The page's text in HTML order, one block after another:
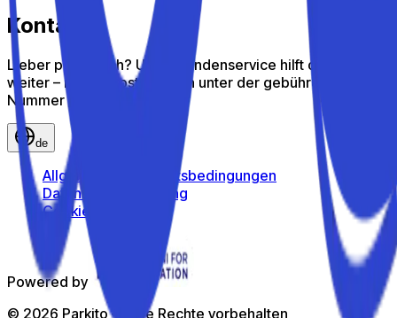
Kontakt
Lieber persönlich? Unser Kundenservice hilft dir gern
weiter – ruf uns kostenlos an unter der gebührenfreien
Nummer
de
Allgemeine Geschäftsbedingungen
Datenschutzerklärung
Cookie-Richtlinie
Powered by
© 2026 Parkito — Alle Rechte vorbehalten